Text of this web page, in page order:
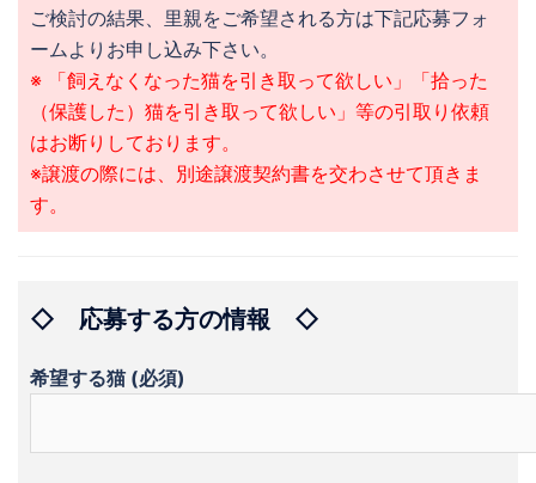
ご検討の結果、里親をご希望される方は下記応募フォ
ームよりお申し込み下さい。
※ 「飼えなくなった猫を引き取って欲しい」「拾った
（保護した）猫を引き取って欲しい」等の引取り依頼
はお断りしております。
※譲渡の際には、別途譲渡契約書を交わさせて頂きま
す。
◇ 応募する方の情報 ◇
希望する猫 (必須)